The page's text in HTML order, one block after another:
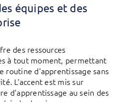
équipes et des
des ressources
à tout moment, permettant
routine d'apprentissage sans
L'accent est mis sur
d'apprentissage au sein des